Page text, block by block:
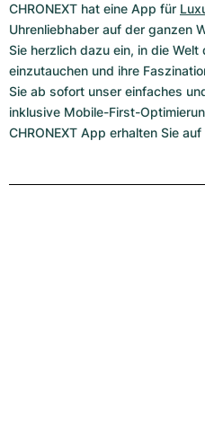
CHRONEXT hat eine App für
Uhrenliebhaber auf der ganzen
Sie herzlich dazu ein, in die
einzutauchen und ihre
Sie ab sofort unser einfaches
inklusive Mobile-First-
CHRONEXT App erhalten Sie